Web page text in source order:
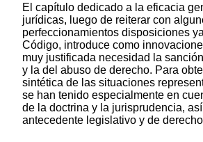
El capítulo dedicado a la eficacia
jurídicas, luego de reiterar con
perfeccionamientos disposiciones
Código, introduce como
muy justificada necesidad la
y la del abuso de derecho. Para
sintética de las situaciones
se han tenido especialmente en
de la doctrina y la jurisprudencia,
antecedente legislativo y de